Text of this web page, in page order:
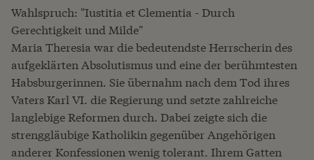
Wahlspruch: "Iustitia et Clementia - Durch
Gerechtigkeit und Milde"
Maria Theresia war die bedeutendste Herrscherin des
aufgeklärten Absolutismus und eine der berühmtesten
Habsburgerinnen. Sie übernahm nach dem Tod ihres
Vaters Karl VI. die Regierung und setzte zahlreiche
langlebige Reformen durch. Dabei zeigte sich die
strenggläubige Katholikin gegenüber Angehörigen
anderer Konfessionen wenig tolerant. Ihrem Gatten